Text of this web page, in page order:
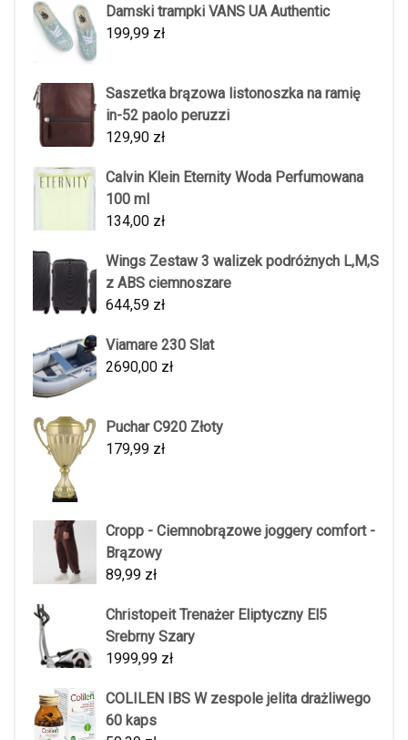
Damski trampki VANS UA Authentic
199,99 zł
Saszetka brązowa listonoszka na ramię
in-52 paolo peruzzi
129,90 zł
Calvin Klein Eternity Woda Perfumowana
100 ml
134,00 zł
Wings Zestaw 3 walizek podróżnych L,M,S
z ABS ciemnoszare
644,59 zł
Viamare 230 Slat
2690,00 zł
Puchar C920 Złoty
179,99 zł
Cropp - Ciemnobrązowe joggery comfort -
Brązowy
89,99 zł
Christopeit Trenażer Eliptyczny El5
Srebrny Szary
1999,99 zł
COLILEN IBS W zespole jelita drażliwego
60 kaps